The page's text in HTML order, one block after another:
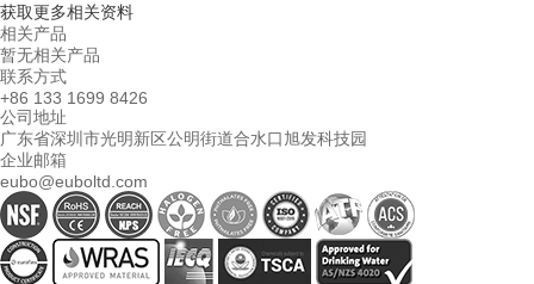
获取更多相关资料
相关产品
暂无相关产品
联系方式
+86 133 1699 8426
公司地址
广东省深圳市光明新区公明街道合水口旭发科技园
企业邮箱
eubo@euboltd.com